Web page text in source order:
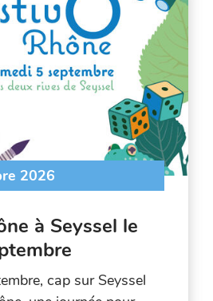
2026
à Seyssel le
cap sur Seyssel